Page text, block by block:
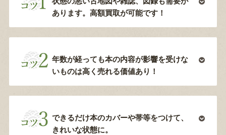
あります。高額買取が可能です！
年数が経っても本の内容が影響を受けな
いものは高く売れる価値あり！
できるだけ本のカバーや帯等をつけて、
きれいな状態に。